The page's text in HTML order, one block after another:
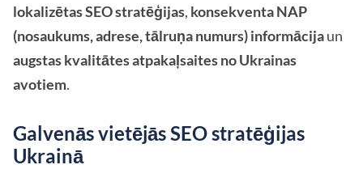
lokalizētas SEO stratēģijas, konsekventa NAP
(nosaukums, adrese, tālruņa numurs) informācijaun
augstas kvalitātes atpakaļsaites no Ukrainas
avotiem.
Galvenās vietējās SEO stratēģijas
Ukrainā